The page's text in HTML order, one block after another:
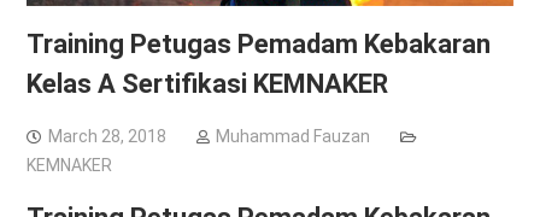
Training Petugas Pemadam Kebakaran
Kelas A Sertifikasi KEMNAKER
March 28, 2018
Muhammad Fauzan
KEMNAKER